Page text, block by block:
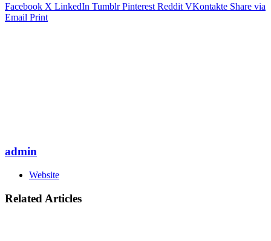
Facebook X LinkedIn Tumblr Pinterest Reddit VKontakte Share via
Email Print
admin
Website
Related Articles